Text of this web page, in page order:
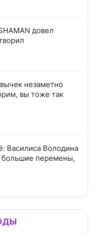
довел
незаметно
вы тоже так
Василиса Володина
большие перемены,